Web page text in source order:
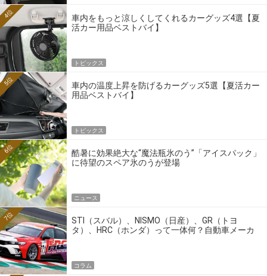
車内をもっと涼しくしてくれるカーグッズ4選【夏
活カー用品ベストバイ】
4位
トピックス
車内の温度上昇を防げるカーグッズ5選【夏活カー
用品ベストバイ】
5位
トピックス
酷暑に効果絶大な“魔法瓶氷のう”「アイスパック」
に待望のスペア氷のうが登場
6位
ニュース
STI（スバル）、NISMO（日産）、GR（トヨ
タ）、HRC（ホンダ）って一体何？自動車メーカ
7位
コラム